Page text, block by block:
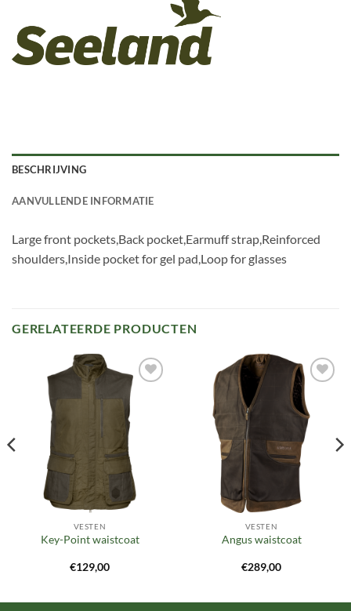
BESCHRIJVING
AANVULLENDE INFORMATIE
Large front pockets,Back pocket,Earmuff strap,Reinforced
shoulders,Inside pocket for gel pad,Loop for glasses
GERELATEERDE PRODUCTEN
Toevoegen
verlanglijst
VESTEN
Key-Point waistcoat
€129,00
Toevoegen
aan
verlanglijst
VESTEN
Angus waistcoat
€289,00